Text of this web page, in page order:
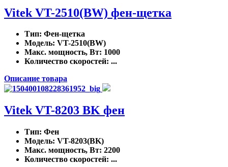
Vitek VT-2510(BW) фен-щетка
Тип: Фен-щетка
Модель: VT-2510(BW)
Макс. мощность, Вт: 1000
Количество скоростей: ...
Описание товара
Vitek VT-8203 BK фен
Тип: Фен
Модель: VT-8203(BK)
Макс. мощность, Вт: 2200
Количество скоростей: ...